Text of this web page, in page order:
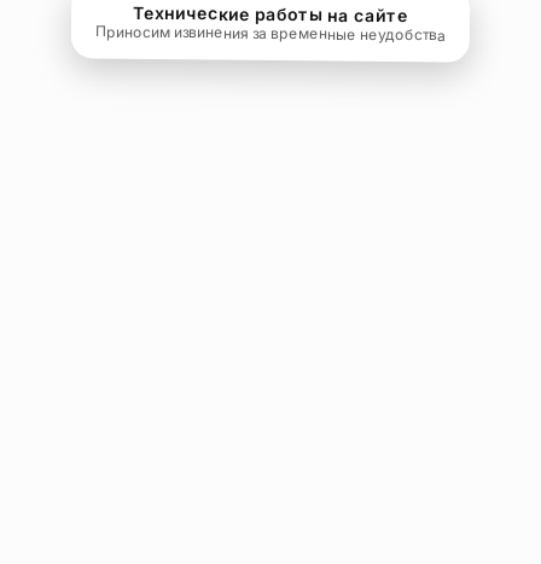
Технические работы на сайте
Приносим извинения за временные неудобства